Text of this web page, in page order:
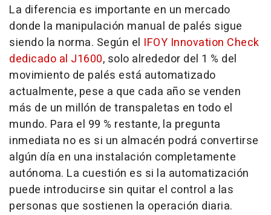
La diferencia es importante en un mercado
donde la manipulación manual de palés sigue
siendo la norma. Según el IFOY Innovation Check
dedicado al J1600, solo alrededor del 1 % del
movimiento de palés está automatizado
actualmente, pese a que cada año se venden
más de un millón de transpaletas en todo el
mundo. Para el 99 % restante, la pregunta
inmediata no es si un almacén podrá convertirse
algún día en una instalación completamente
autónoma. La cuestión es si la automatización
puede introducirse sin quitar el control a las
personas que sostienen la operación diaria.